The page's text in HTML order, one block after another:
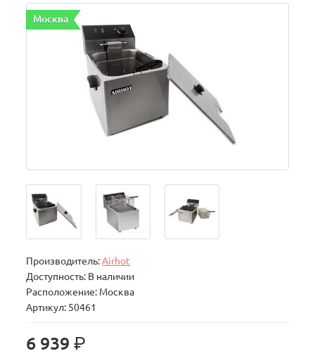
Москва
Производитель:Airhot
Доступность: В наличии
Расположение: Москва
Артикул: 50461
6 939р.